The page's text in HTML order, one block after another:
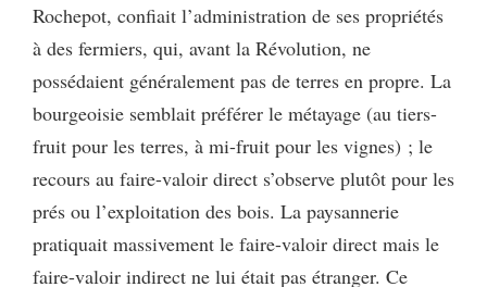
Rochepot, confiait l’administration de ses propriétés
à des fermiers, qui, avant la Révolution, ne
possédaient généralement pas de terres en propre. La
bourgeoisie semblait préférer le métayage (au tiers-
fruit pour les terres, à mi-fruit pour les vignes) ; le
recours au faire-valoir direct s’observe plutôt pour les
prés ou l’exploitation des bois. La paysannerie
pratiquait massivement le faire-valoir direct mais le
faire-valoir indirect ne lui était pas étranger. Ce